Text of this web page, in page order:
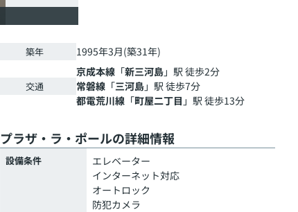
築年 1995年3月(築31年)
交通
京成本線 「新三河島」駅 徒歩2分
常磐線 「三河島」駅 徒歩7分
都電荒川線 「町屋二丁目 」駅 徒歩13分
プラザ・ラ・ポールの詳細情報
設備条件
エレベーター
インターネット対応
オートロック
防犯カメラ